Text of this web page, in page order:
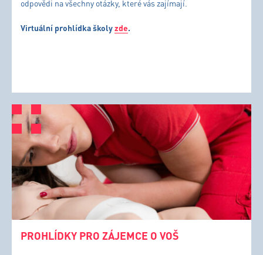
odpovědi na všechny otázky, které vás zajímají.
Virtuální prohlídka školyzde.
PROHLÍDKY PRO ZÁJEMCE O VOŠ